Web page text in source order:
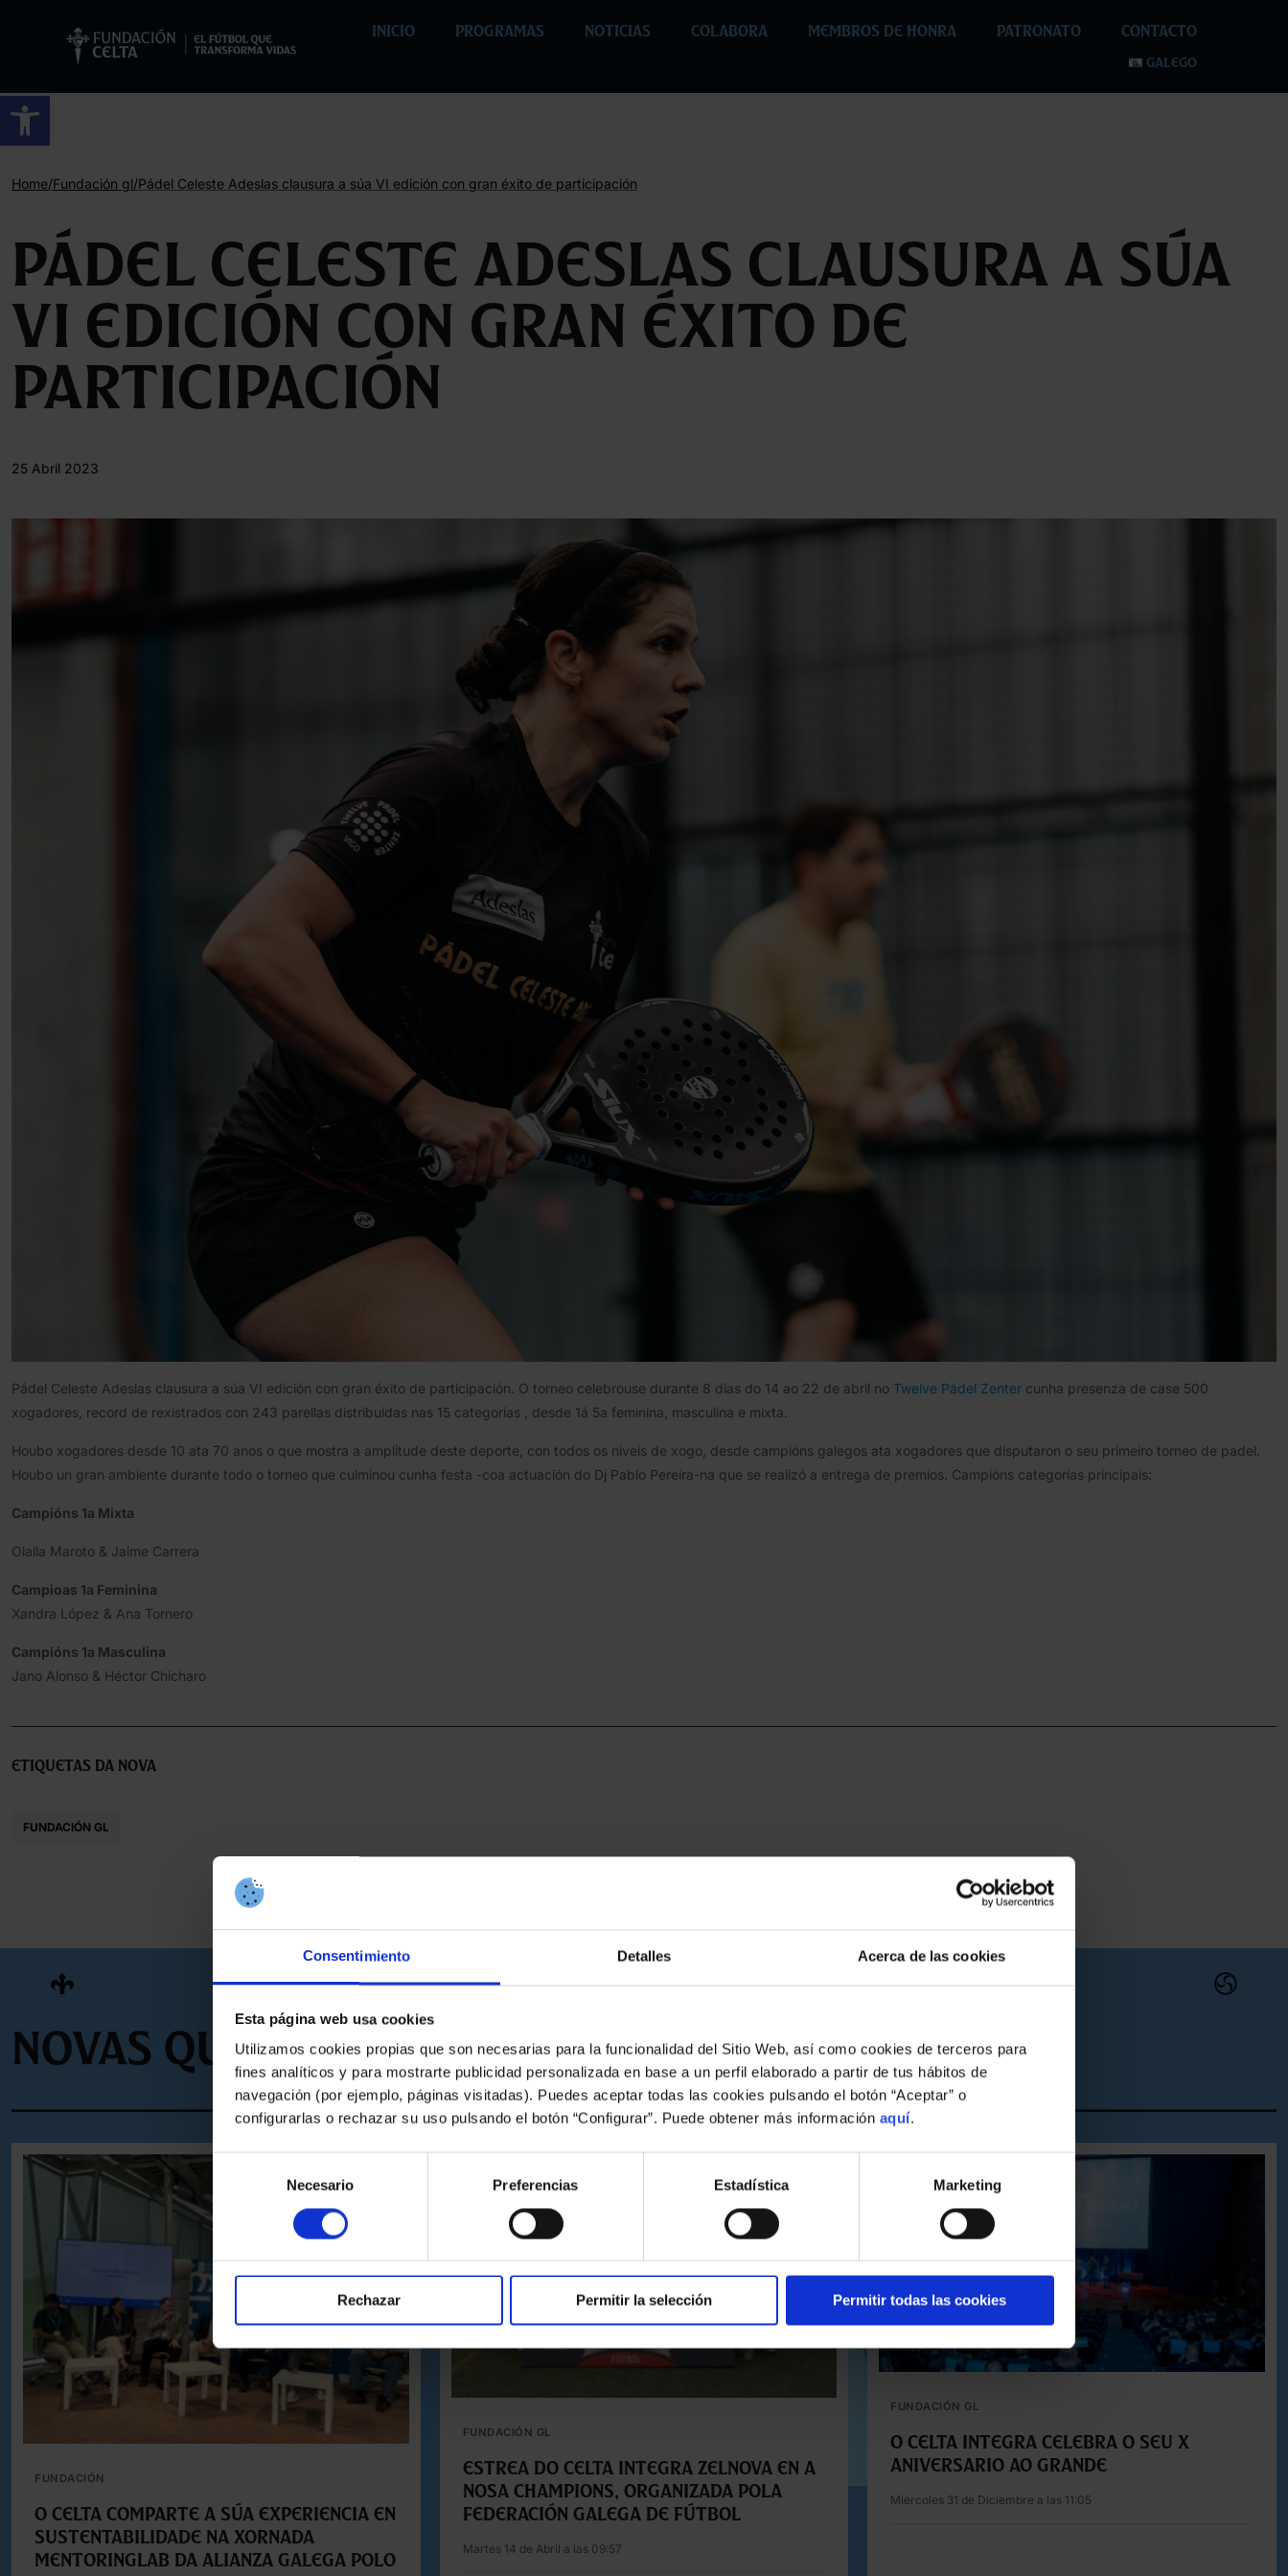
Consentimiento Detalles Acerca de las cookies
Esta página web usa cookies
Utilizamos cookies propias que son necesarias para la funcionalidad del Sitio Web, así como cookies de terceros para
fines analíticos y para mostrarte publicidad personalizada en base a un perfil elaborado a partir de tus hábitos de
navegación (por ejemplo, páginas visitadas). Puedes aceptar todas las cookies pulsando el botón “Aceptar” o
configurarlas o rechazar su uso pulsando el botón “Configurar”. Puede obtener más información aquí.
consentimiento
Necesario Preferencias Estadística Marketing
Rechazar Permitir la selección Permitir todas las cookies
Abrir barra de ferramentas
INICIO PROGRAMAS NOTICIAS COLABORA MEMBROS DE HONRA PATRONATO CONTACTO
GALEGO
Home/Fundación gl/Pádel Celeste Adeslas clausura a súa VI edición con gran éxito de participación
Pádel Celeste Adeslas clausura a súa
VI edición con gran éxito de
participación
25 Abril 2023
Pádel Celeste Adeslas clausura a súa VI edición con gran éxito de participación. O torneo celebrouse durante 8 días do 14 ao 22 de abril no Twelve Pádel Zenter cunha presenza de case 500
xogadores, record de rexistrados con 243 parellas distribuídas nas 15 categorías , desde 1á 5a feminina, masculina e mixta.
Houbo xogadores desde 10 ata 70 anos o que mostra a amplitude deste deporte, con todos os niveis de xogo, desde campións galegos ata xogadores que disputaron o seu primeiro torneo de padel.
Houbo un gran ambiente durante todo o torneo que culminou cunha festa -coa actuación do Dj Pablo Pereira-na que se realizó a entrega de premios. Campións categorías principais:
Campións 1a Mixta
Olalla Maroto & Jaime Carrera
Campioas 1a Feminina
Xandra López & Ana Tornero
Campións 1a Masculina
Jano Alonso & Héctor Chícharo
Etiquetas da nova
FUNDACIÓN GL
Novas que poden interesarche
FUNDACIÓN
O Celta comparte a súa experiencia en
sustentabilidade na xornada
MentoringLAB da Alianza Galega polo
FUNDACIÓN GL
Estrea do Celta Integra Zelnova en A
Nosa Champions, organizada pola
Federación Galega de Fútbol
Martes 14 de Abril a las 09:57
FUNDACIÓN GL
O Celta Integra celebra o seu X
aniversario ao grande
Miércoles 31 de Diciembre a las 11:05